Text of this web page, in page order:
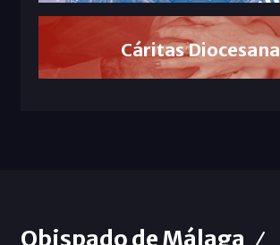
Cáritas Diocesana
Obispado de Málaga